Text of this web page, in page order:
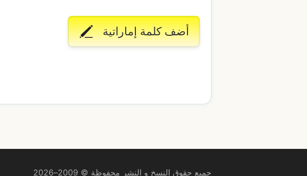
أضف كلمة إماراتية
جميع حقوق النسخ و النشر محفوظة © 2009–2026